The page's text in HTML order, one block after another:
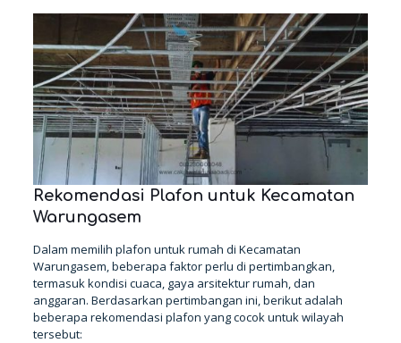
Rekomendasi Plafon untuk Kecamatan
Warungasem
Dalam memilih plafon untuk rumah di Kecamatan
Warungasem, beberapa faktor perlu di pertimbangkan,
termasuk kondisi cuaca, gaya arsitektur rumah, dan
anggaran. Berdasarkan pertimbangan ini, berikut adalah
beberapa rekomendasi plafon yang cocok untuk wilayah
tersebut: